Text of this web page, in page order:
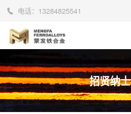
电话： 13284825541
招贤纳士